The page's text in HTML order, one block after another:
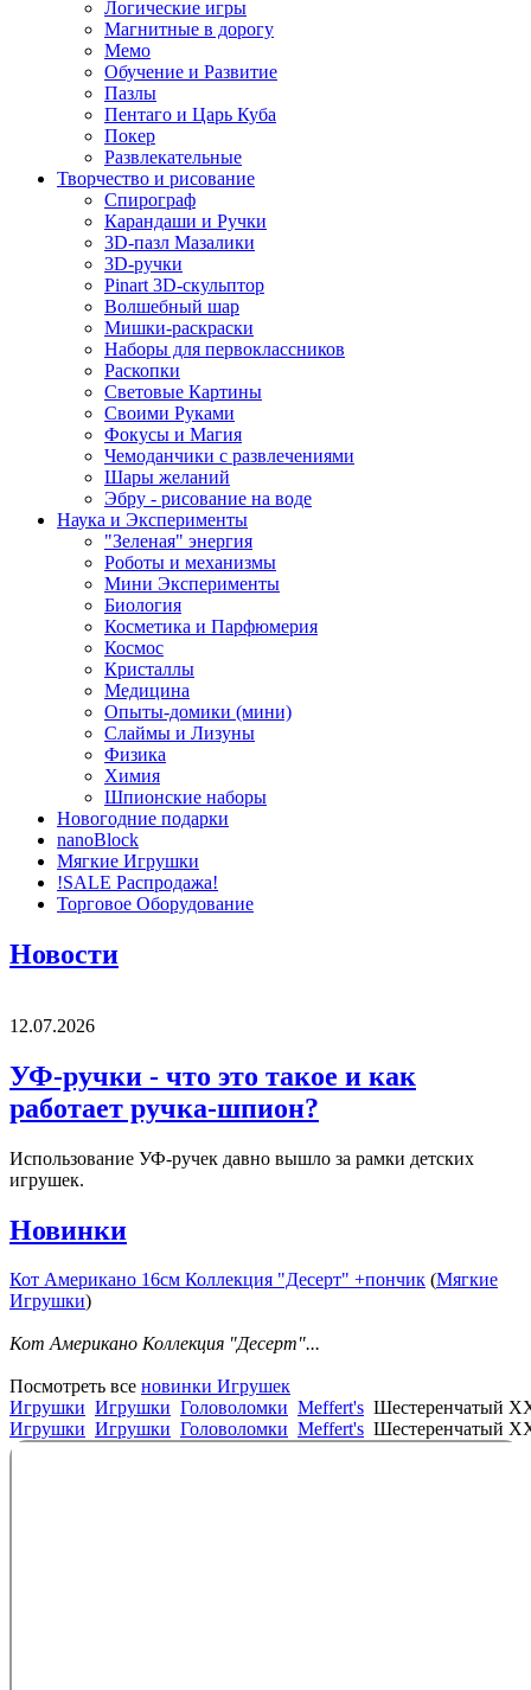
Логические игры
Магнитные в дорогу
Мемо
Обучение и Развитие
Пазлы
Пентаго и Царь Куба
Покер
Развлекательные
Творчество и рисование
Спирограф
Карандаши и Ручки
3D-пазл Мазалики
3D-ручки
Pinart 3D-скульптор
Волшебный шар
Мишки-раскраски
Наборы для первоклассников
Раскопки
Световые Картины
Своими Руками
Фокусы и Магия
Чемоданчики с развлечениями
Шары желаний
Эбру - рисование на воде
Наука и Эксперименты
"Зеленая" энергия
Роботы и механизмы
Мини Эксперименты
Биология
Косметика и Парфюмерия
Космос
Кристаллы
Медицина
Опыты-домики (мини)
Слаймы и Лизуны
Физика
Химия
Шпионские наборы
Новогодние подарки
nanoBlock
Мягкие Игрушки
!SALE Распродажа!
Торговое Оборудование
Новости
12.07.2026
УФ-ручки - что это такое и как
работает ручка-шпион?
Использование УФ-ручек давно вышло за рамки детских
игрушек.
Новинки
Кот Американо 16см Коллекция "Десерт" +пончик (Мягкие
Игрушки)
Кот Американо Коллекция "Десерт"...
Посмотреть все новинки Игрушек
Игрушки Игрушки Головоломки Meffert's Шестеренчатый
Игрушки Игрушки Головоломки Meffert's Шестеренчатый